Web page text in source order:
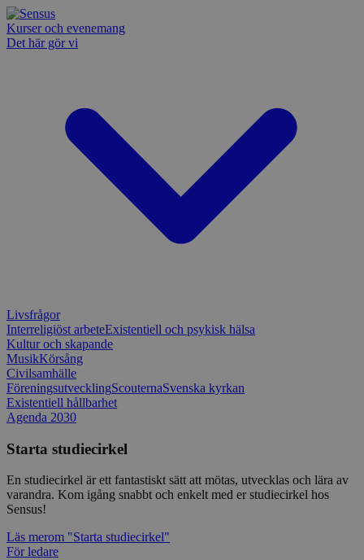
Kurser och evenemang
Det här gör vi
Livsfrågor
Interreligiöst arbeteExistentiell och psykisk hälsa
Kultur och skapande
MusikKörsång
Civilsamhälle
FöreningsutvecklingScouternaSvenska kyrkan
Existentiell hållbarhet
Agenda 2030
Starta studiecirkel
En studiecirkel är ett fantastiskt sätt att mötas, utvecklas och lära av
varandra. Kom igång snabbt och enkelt med er studiecirkel hos
Sensus!
Läs merom "Starta studiecirkel"
För ledare